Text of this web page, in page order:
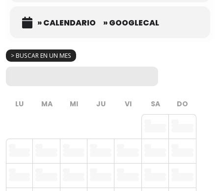
> BUSCAR EN UN MES
LU MA MI JU VI SA DO
» CALENDARIO » GOOGLECAL